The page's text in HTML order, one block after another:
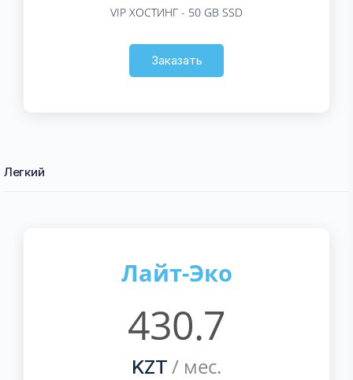
VIP ХОСТИНГ - 50 GB SSD
Заказать
Легкий
Лайт-Эко
430.7
KZT / мес.